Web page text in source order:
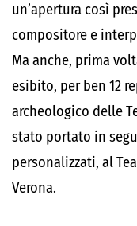
un’apertura così
compositore e
Ma anche, prima
esibito, per ben 12
archeologico delle
stato portato in
personalizzati, al
Verona.